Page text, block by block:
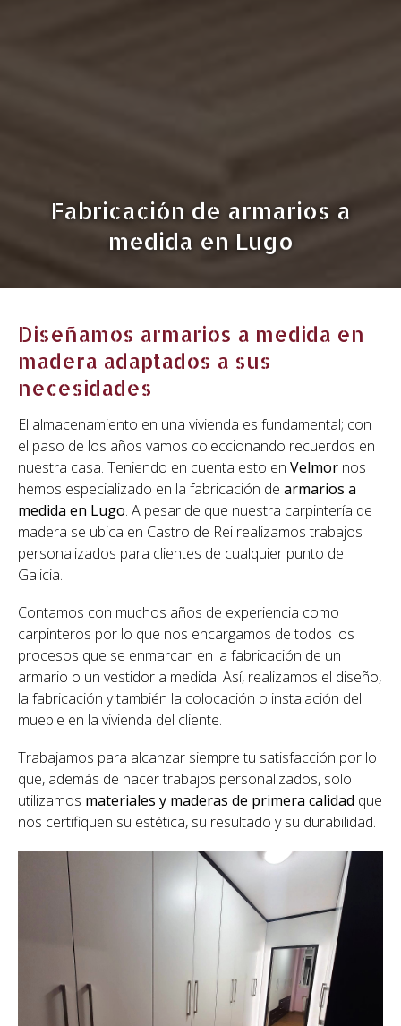
Fabricación de armarios a
medida en Lugo
Diseñamos armarios a medida en
madera adaptados a sus
necesidades
El almacenamiento en una vivienda es fundamental; con
el paso de los años vamos coleccionando recuerdos en
nuestra casa. Teniendo en cuenta esto en Velmor nos
hemos especializado en la fabricación de armarios a
medida en Lugo. A pesar de que nuestra carpintería de
madera se ubica en Castro de Rei realizamos trabajos
personalizados para clientes de cualquier punto de
Galicia.
Contamos con muchos años de experiencia como
carpinteros por lo que nos encargamos de todos los
procesos que se enmarcan en la fabricación de un
armario o un vestidor a medida. Así, realizamos el diseño,
la fabricación y también la colocación o instalación del
mueble en la vivienda del cliente.
Trabajamos para alcanzar siempre tu satisfacción por lo
que, además de hacer trabajos personalizados, solo
utilizamos materiales y maderas de primera calidad que
nos certifiquen su estética, su resultado y su durabilidad.